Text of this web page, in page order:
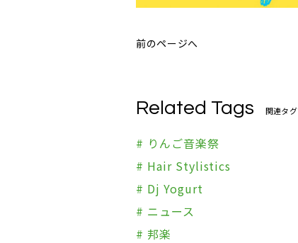
前のページへ
Related Tags 関連タグ
# りんご音楽祭
# Hair Stylistics
# Dj Yogurt
# ニュース
# 邦楽